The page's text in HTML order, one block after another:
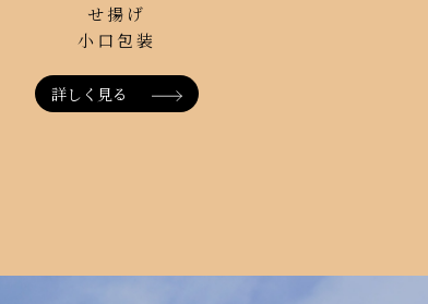
せ揚げ
小口包装
詳しく見る